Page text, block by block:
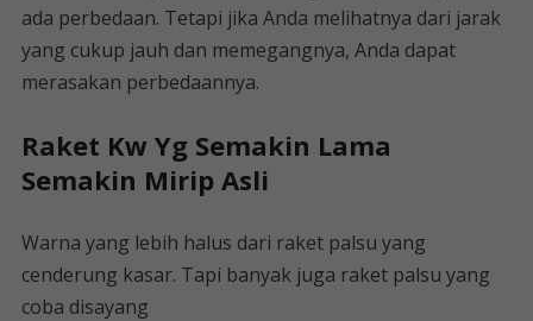
ada perbedaan. Tetapi jika Anda melihatnya dari jarak
yang cukup jauh dan memegangnya, Anda dapat
merasakan perbedaannya.
Raket Kw Yg Semakin Lama
Semakin Mirip Asli
Warna yang lebih halus dari raket palsu yang
cenderung kasar. Tapi banyak juga raket palsu yang
coba disayang